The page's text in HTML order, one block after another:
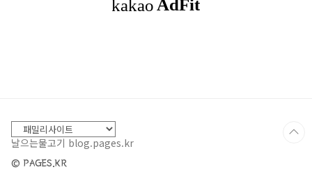
날으는물고기 blog.pages.kr
© PAGES.KR